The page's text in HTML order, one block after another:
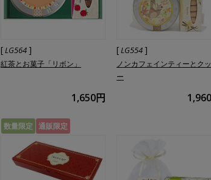
[LG564 ]
紅茶とお菓子「リボン」
1,650円
[LG554 ]
ノンカフェインティーとク
ー
数量限定 通販限定